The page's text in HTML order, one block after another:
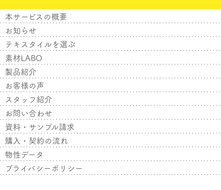
本サービスの概要
お知らせ
テキスタイルを選ぶ
素材LABO
製品紹介
お客様の声
スタッフ紹介
お問い合わせ
資料・サンプル請求
購入・契約の流れ
物性データ
プライバシーポリシー